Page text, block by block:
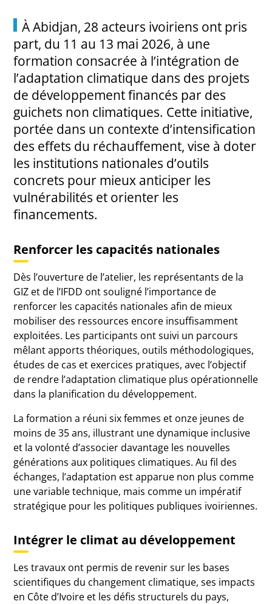
À Abidjan, 28 acteurs ivoiriens ont pris
part, du 11 au 13 mai 2026, à une
formation consacrée à l’intégration de
l’adaptation climatique dans des projets
de développement financés par des
guichets non climatiques. Cette initiative,
portée dans un contexte d’intensification
des effets du réchauffement, vise à doter
les institutions nationales d’outils
concrets pour mieux anticiper les
vulnérabilités et orienter les
financements.
Renforcer les capacités nationales
Dès l’ouverture de l’atelier, les représentants de la
GIZ et de l’IFDD ont souligné l’importance de
renforcer les capacités nationales afin de mieux
mobiliser des ressources encore insuffisamment
exploitées. Les participants ont suivi un parcours
mêlant apports théoriques, outils méthodologiques,
études de cas et exercices pratiques, avec l’objectif
de rendre l’adaptation climatique plus opérationnelle
dans la planification du développement.
La formation a réuni six femmes et onze jeunes de
moins de 35 ans, illustrant une dynamique inclusive
et la volonté d’associer davantage les nouvelles
générations aux politiques climatiques. Au fil des
échanges, l’adaptation est apparue non plus comme
une variable technique, mais comme un impératif
stratégique pour les politiques publiques ivoiriennes.
Intégrer le climat au développement
Les travaux ont permis de revenir sur les bases
scientifiques du changement climatique, ses impacts
en Côte d’Ivoire et les défis structurels du pays,